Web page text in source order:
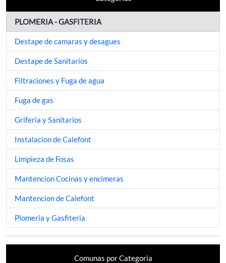
PLOMERIA - GASFITERIA
Destape de camaras y desagues
Destape de Sanitarios
Filtraciones y Fuga de agua
Fuga de gas
Griferia y Sanitarios
Instalacion de Calefont
Limpieza de Fosas
Mantencion Cocinas y encimeras
Mantencion de Calefont
Plomeria y Gasfiteria
Comunas por Categoria